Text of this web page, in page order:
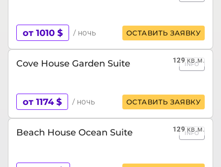
от 1010 $ / ночь ОСТАВИТЬ ЗАЯВКУ
129кв.м.
Cove House Garden Suite INFO
от 1174 $ / ночь ОСТАВИТЬ ЗАЯВКУ
129кв.м.
Beach House Ocean Suite INFO